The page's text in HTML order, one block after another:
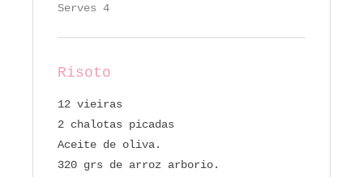
Serves 4
Risoto
12 vieiras
2 chalotas picadas
Aceite de oliva.
320 grs de arroz arborio.